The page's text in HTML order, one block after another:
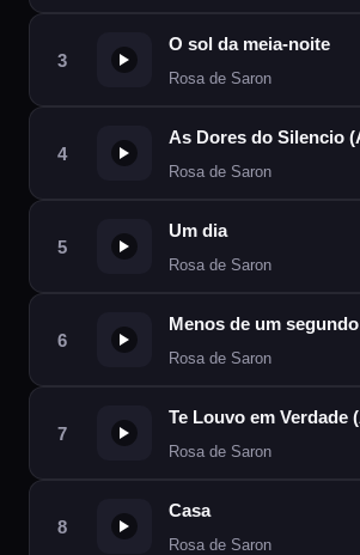
O sol da meia-noite
Rosa de Saron
Rosa de Saron
Um dia
Rosa de Saron
Menos de um segundo
Rosa de Saron
Rosa de Saron
Casa
Rosa de Saron